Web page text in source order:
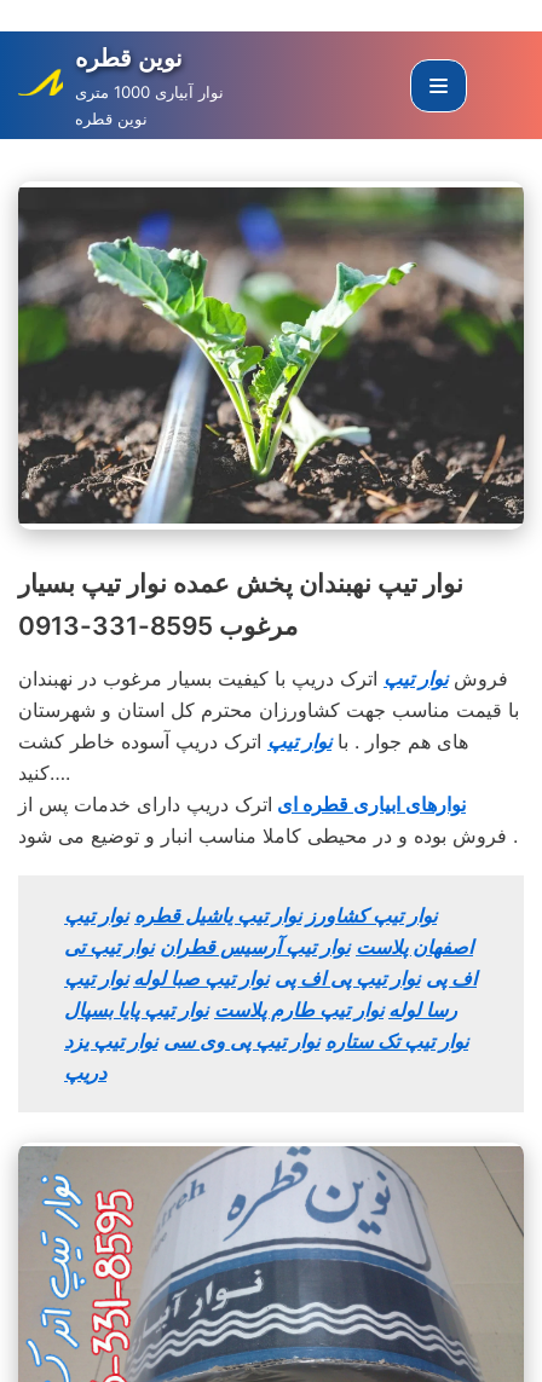
to
content
نوین قطره
نوار آبیاری 1000 متری
نوین قطره
نوار تیپ نهبندان پخش عمده نوار تیپ بسیار
مرغوب 8595-331-0913
فروشنوار تیپ اترک دریپ با کیفیت بسیار مرغوب در نهبندان
با قیمت مناسب جهت کشاورزان محترم کل استان و شهرستان
های هم جوار . بانوار تیپ اترک دریپ آسوده خاطر کشت
کنید….
نوارهای ابیاری قطره ای اترک دریپ دارای خدمات پس از
فروش بوده و در محیطی کاملا مناسب انبار و توضیع می شود .
نوار تیپ کشاورز نوار تیپ یاشیل قطره نوار تیپ
اصفهان پلاست نوار تیپ آرسیس قطران نوار تیپ تی
اف پی نوار تیپ پی اف پی نوار تیپ صبا لوله نوار تیپ
رسا لوله نوار تیپ طارم پلاست نوار تیپ پایا بسپال
نوار تیپ تک ستاره نوار تیپ پی وی سی نوار تیپ یزد
دریپ